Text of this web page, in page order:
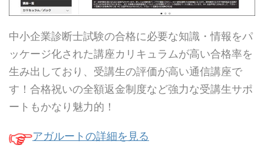
中小企業診断士試験の合格に必要な知識・情報をパ
ッケージ化された講座カリキュラムが高い合格率を
生み出しており、受講生の評価が高い通信講座で
す！合格祝いの全額返金制度など強力な受講生サポ
ートもかなり魅力的！
アガルートの詳細を見る